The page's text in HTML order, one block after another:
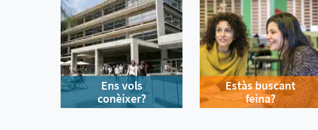
Ens vols
conèixer?
Estàs buscant
feina?